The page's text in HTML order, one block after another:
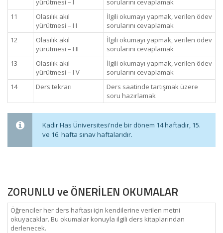
yürütmesi – I
sorularını cevaplamak
11
Olasılık akıl
yürütmesi – I I
İlgili okumayı yapmak, verilen ödev
sorularını cevaplamak
12
Olasılık akıl
yürütmesi – I II
İlgili okumayı yapmak, verilen ödev
sorularını cevaplamak
13
Olasılık akıl
yürütmesi – I V
İlgili okumayı yapmak, verilen ödev
sorularını cevaplamak
14
Ders tekrarı
Ders saatinde tartışmak üzere
soru hazırlamak
Kadir Has Üniversitesi'nde bir dönem 14 haftadır, 15.
ve 16. hafta sınav haftalarıdır.
ZORUNLU ve ÖNERİLEN OKUMALAR
Öğrenciler her ders haftası için kendilerine verilen metni
okuyacaklar. Bu okumalar konuyla ilgili ders kitaplarından
derlenecek.